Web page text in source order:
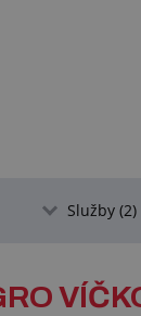
Služby (2)